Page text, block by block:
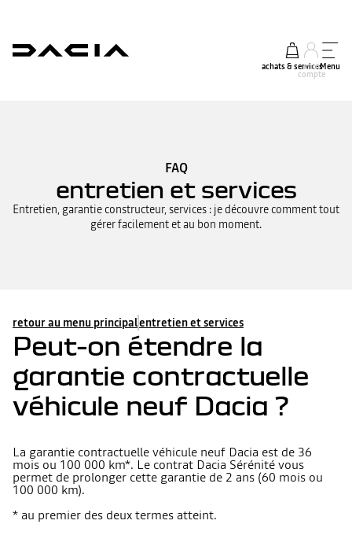
achats & services
mon
compte
Menu
FAQ
entretien et services
Entretien, garantie constructeur, services : je découvre comment tout
gérer facilement et au bon moment.
retour au menu principalentretien et services
Peut-on étendre la
garantie contractuelle
véhicule neuf Dacia ?
La garantie contractuelle véhicule neuf Dacia est de 36
mois ou 100 000 km*. Le contrat Dacia Sérénité vous
permet de prolonger cette garantie de 2 ans (60 mois ou
100 000 km).
* au premier des deux termes atteint.